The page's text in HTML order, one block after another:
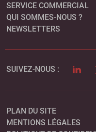
SERVICE COMMERCIAL
QUI SOMMES-NOUS ?
NEWSLETTERS
SUIVEZ-NOUS :
PLAN DU SITE
MENTIONS LÉGALES